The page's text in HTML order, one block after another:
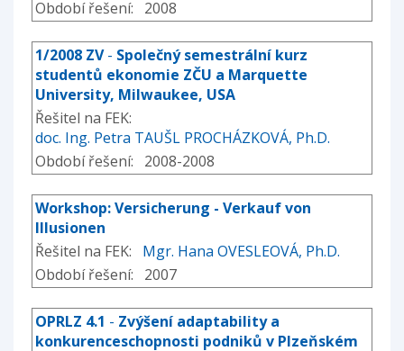
Období řešení: 2008
1/2008 ZV- Společný semestrální kurz
studentů ekonomie ZČU a Marquette
University, Milwaukee, USA
Řešitel na FEK:
doc. Ing. Petra TAUŠL PROCHÁZKOVÁ, Ph.D.
Období řešení: 2008-2008
Workshop: Versicherung - Verkauf von
Illusionen
Řešitel na FEK: Mgr. Hana OVESLEOVÁ, Ph.D.
Období řešení: 2007
OPRLZ 4.1 - Zvýšení adaptability a
konkurenceschopnosti podniků v Plzeňském